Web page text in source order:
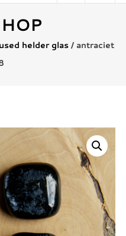
helder glas / antraciet